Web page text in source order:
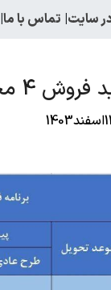
سایت| تماس با ما|
صورت نقد و اقساط از امروز
11اسفند1403